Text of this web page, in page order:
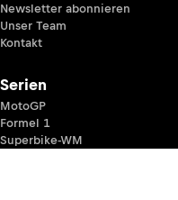
Newsletter abonnieren
Unser Team
Kontakt
Serien
MotoGP
Formel 1
Superbike-WM